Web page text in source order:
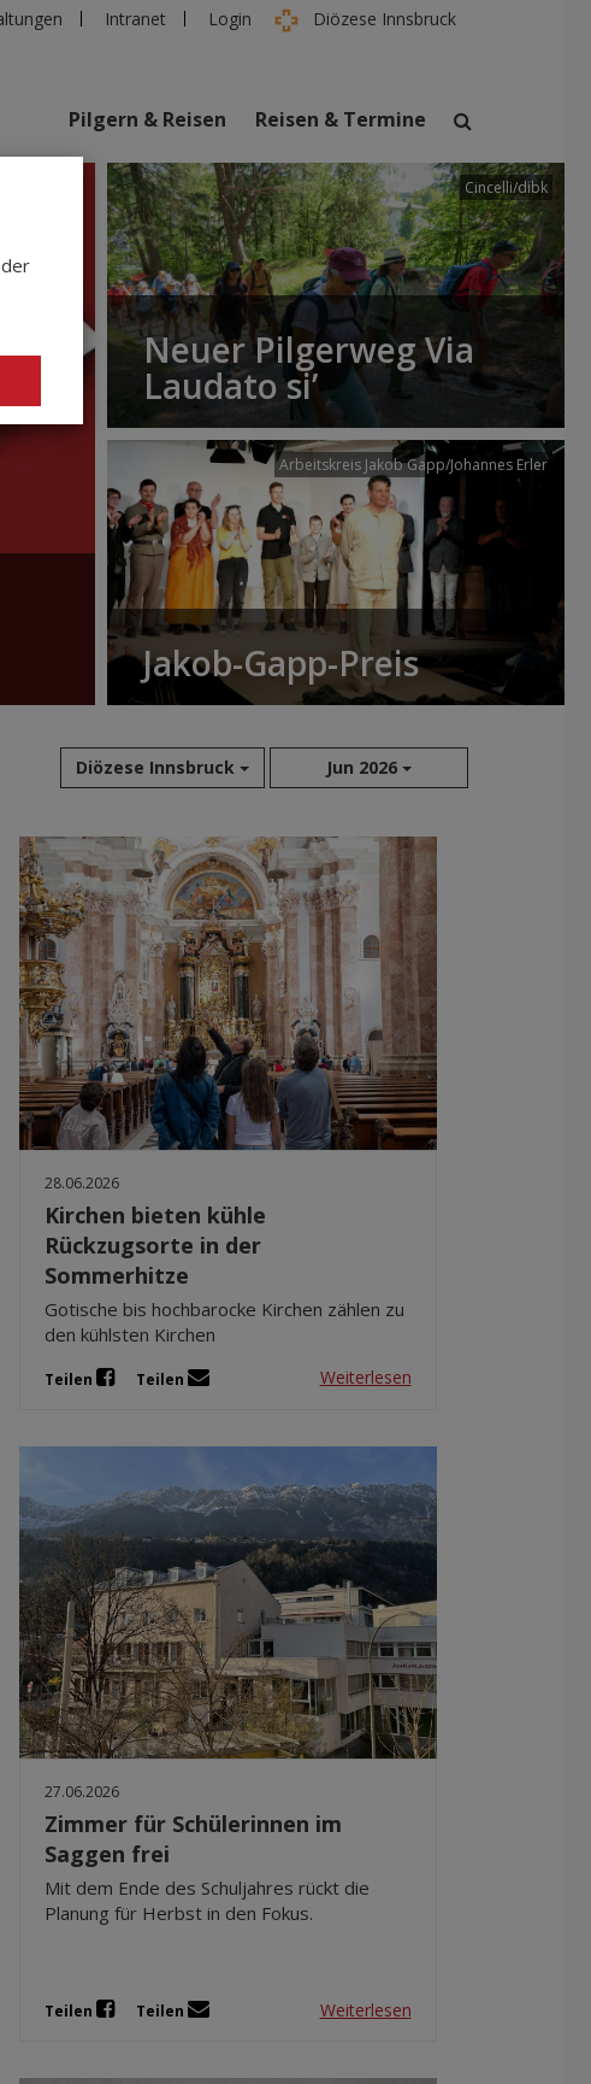
Intranet Login Diözese Innsbruck
suchen
Veranstaltungen Personen
Pilgern & Reisen Reisen & Termine
Cincelli/dibk
Neuer Pilgerweg Via
Laudato si’
Arbeitskreis Jakob Gapp/Johannes Erler
Jakob-Gapp-Preis
Diözese Innsbruck Jun 2026
Aug 2026
Jul 2026
Jun 2026
Mai 2026
Apr 2026
Mär 2026
Feb 2026
Jan 2026
Dez 2025
Nov 2025
28.06.2026
Kirchen bieten kühle
Rückzugsorte in der
Sommerhitze
Gotische bis hochbarocke Kirchen zählen zu
den kühlsten Kirchen
Teilen Teilen Weiterlesen
27.06.2026
Zimmer für Schülerinnen im
Saggen frei
Mit dem Ende des Schuljahres rückt die
Planung für Herbst in den Fokus.
Teilen Teilen Weiterlesen